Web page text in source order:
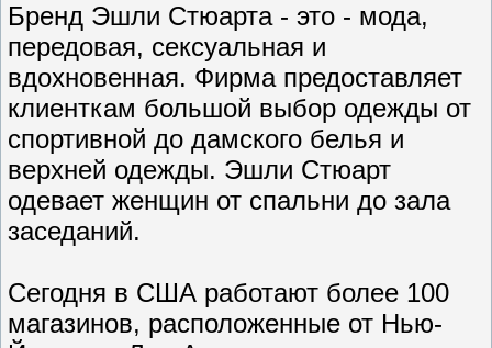
Бренд Эшли Стюарта - это - мода,
передовая, сексуальная и
вдохновенная. Фирма предоставляет
клиенткам большой выбор одежды от
спортивной до дамского белья и
верхней одежды. Эшли Стюарт
одевает женщин от спальни до зала
заседаний.
Сегодня в США работают более 100
магазинов, расположенные от Нью-